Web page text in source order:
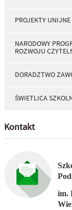
PROJEKTY UNIJNE
NARODOWY
ROZWOJU
DORADZTWO
ŚWIETLICA
Kontakt
im.